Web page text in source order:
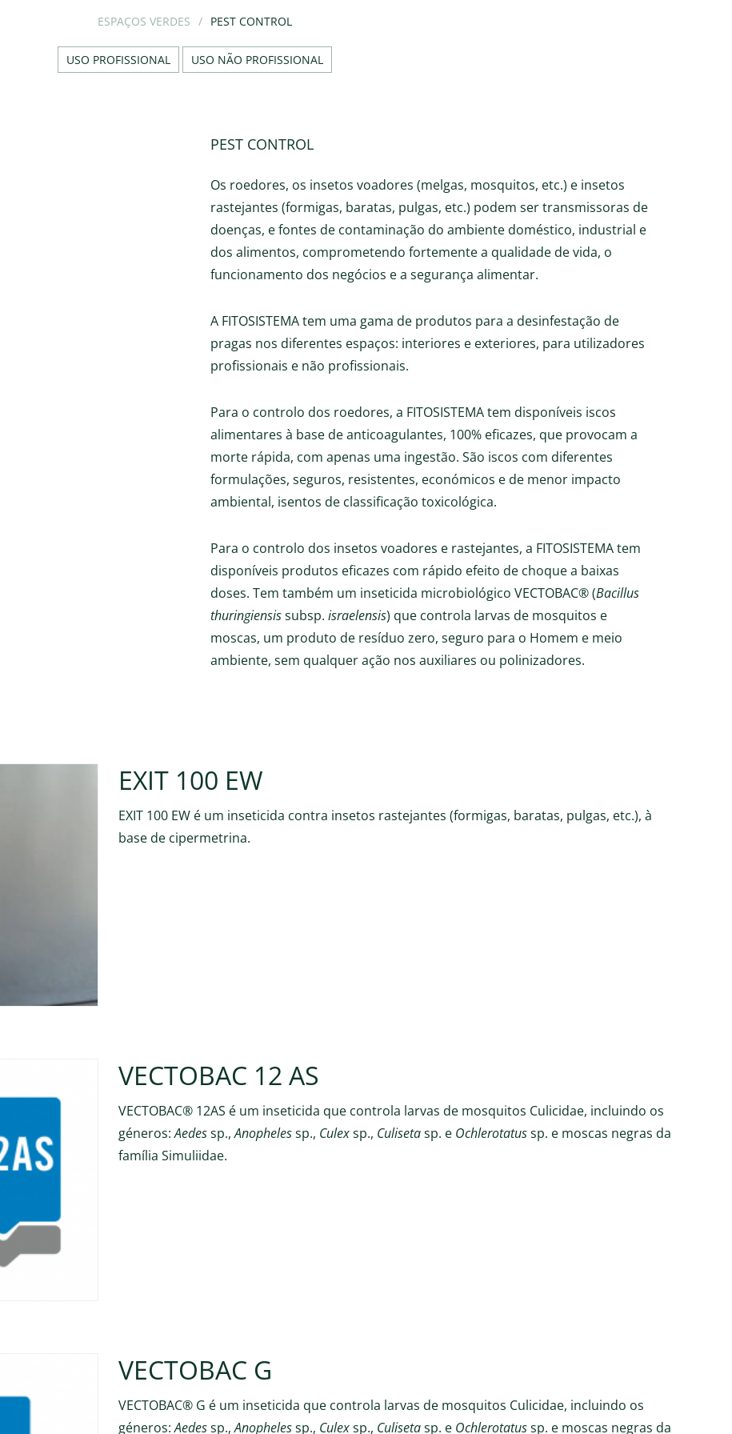
ESPAÇOS VERDES PEST CONTROL
USO PROFISSIONAL USO NÃO PROFISSIONAL
PEST CONTROL
Os roedores, os insetos voadores (melgas, mosquitos, etc.) e insetos
rastejantes (formigas, baratas, pulgas, etc.) podem ser transmissoras de
doenças, e fontes de contaminação do ambiente doméstico, industrial e
dos alimentos, comprometendo fortemente a qualidade de vida, o
funcionamento dos negócios e a segurança alimentar.
A FITOSISTEMA tem uma gama de produtos para a desinfestação de
pragas nos diferentes espaços: interiores e exteriores, para utilizadores
profissionais e não profissionais.
Para o controlo dos roedores, a FITOSISTEMA tem disponíveis iscos
alimentares à base de anticoagulantes, 100% eficazes, que provocam a
morte rápida, com apenas uma ingestão. São iscos com diferentes
formulações, seguros, resistentes, económicos e de menor impacto
ambiental, isentos de classificação toxicológica.
Para o controlo dos insetos voadores e rastejantes, a FITOSISTEMA tem
disponíveis produtos eficazes com rápido efeito de choque a baixas
doses. Tem também um inseticida microbiológico VECTOBAC® (Bacillus
thuringiensissubsp. israelensis) que controla larvas de mosquitos e
moscas, um produto de resíduo zero, seguro para o Homem e meio
ambiente, sem qualquer ação nos auxiliares ou polinizadores.
EXIT 100 EW
EXIT 100 EW é um inseticida contra insetos rastejantes (formigas, baratas, pulgas, etc.), à
base de cipermetrina.
VECTOBAC 12 AS
VECTOBAC® 12AS é um inseticida que controla larvas de mosquitos Culicidae, incluindo os
géneros:Aedessp.,Anophelessp., Culexsp., Culisetasp. e Ochlerotatussp. e moscas negras da
família Simuliidae.
VECTOBAC G
VECTOBAC® G é um inseticida que controla larvas de mosquitos Culicidae, incluindo os
géneros:Aedessp.,Anophelessp., Culexsp., Culisetasp. e Ochlerotatussp. e moscas negras da